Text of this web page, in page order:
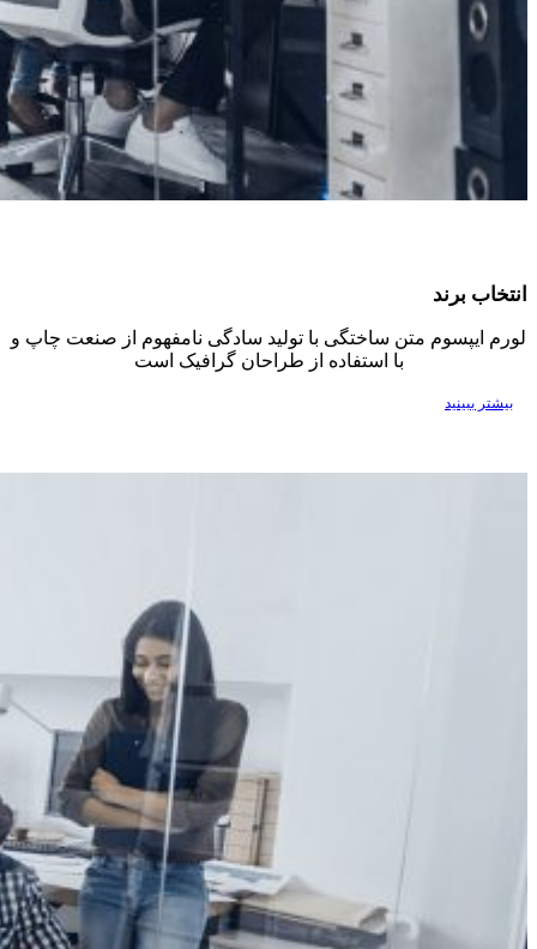
انتخاب برند
لورم ایپسوم متن ساختگی با تولید سادگی نامفهوم از صنعت چاپ و
با استفاده از طراحان گرافیک است
بیشتر ببینید